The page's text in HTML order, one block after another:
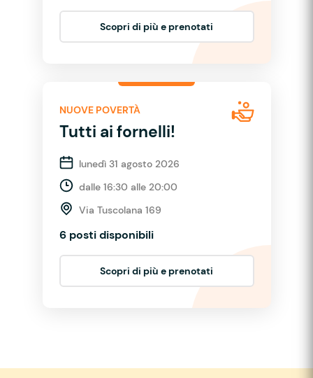
Scopri di più e prenotati
NUOVE POVERTÀ
Tutti ai fornelli!
lunedì 31 agosto 2026
dalle 16:30 alle 20:00
Via Tuscolana 169
6 posti disponibili
Scopri di più e prenotati